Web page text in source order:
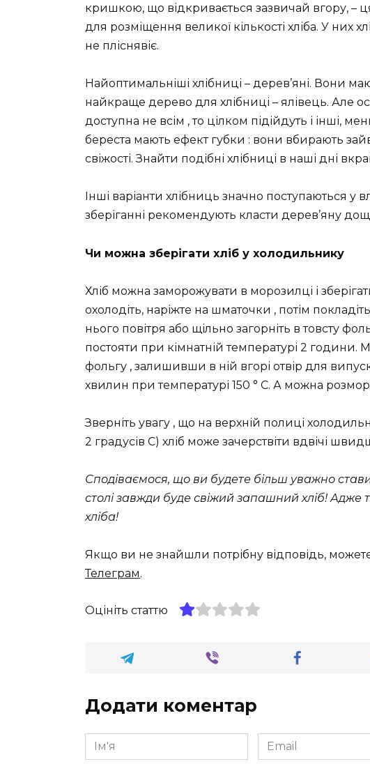
кришкою, що відкривається зазвичай вгору, –
для розміщення великої кількості хліба. У них
не пліснявіє.
Найоптимальніші хлібниці – дерев’яні. Вони
найкраще дерево для хлібниці – ялівець. Але
доступна не всім , то цілком підійдуть і інші,
береста мають ефект губки : вони вбирають
свіжості. Знайти подібні хлібниці в наші дні
Інші варіанти хлібниць значно поступаються у
зберіганні рекомендують класти дерев’яну
Чи можна зберігати хліб у холодильнику
Хліб можна заморожувати в морозилці і
охолодіть, наріжте на шматочки , потім
нього повітря або щільно загорніть в товсту
постояти при кімнатній температурі 2
фольгу , залишивши в ній вгорі отвір для
хвилин при температурі 150 ° C. А можна
Зверніть увагу , що на верхній полиці
2 градусів С) хліб може зачерствіти вдвічі
Сподіваємося, що ви будете більш уважно
столі завжди буде свіжий запашний хліб! Адже
хліба!
Якщо ви не знайшли потрібну відповідь,
Телеграм.
Оцініть статтю
Додати коментар
Ім'я
*
Email
*